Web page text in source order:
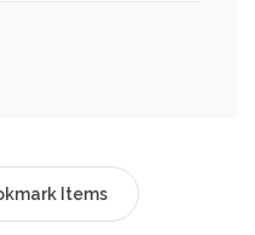
Items